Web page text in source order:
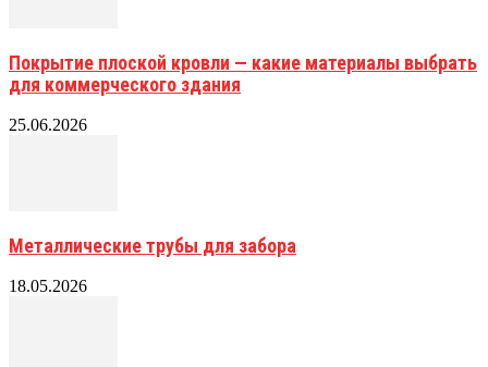
Покрытие плоской кровли — какие материалы выбрать
для коммерческого здания
25.06.2026
Металлические трубы для забора
18.05.2026